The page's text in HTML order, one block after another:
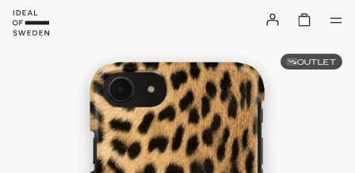
OUTLET